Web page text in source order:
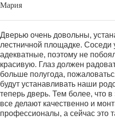
Мария
Дверью очень довольны,
лестничной площадке. Соседи
адекватные, поэтому не
красивую. Глаз должен
больше полугода,
будут устанавливать наши
теперь дверь. Тем более, что
все делают качественно и
профессионалы, а сейчас это